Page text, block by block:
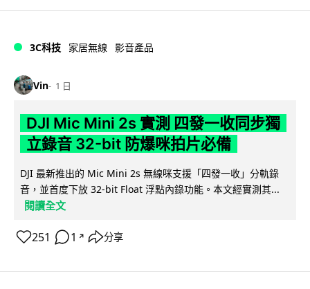
3C科技 家居無線 影音產品
Vin 1 日
DJI Mic Mini 2s 實測 四發一收同步獨
立錄音 32-bit 防爆咪拍片必備
DJI 最新推出的 Mic Mini 2s 無線咪支援「四發一收」分軌錄
音，並首度下放 32-bit Float 浮點內錄功能。本文經實測其...
閱讀全文
251 1 ↗ 分享